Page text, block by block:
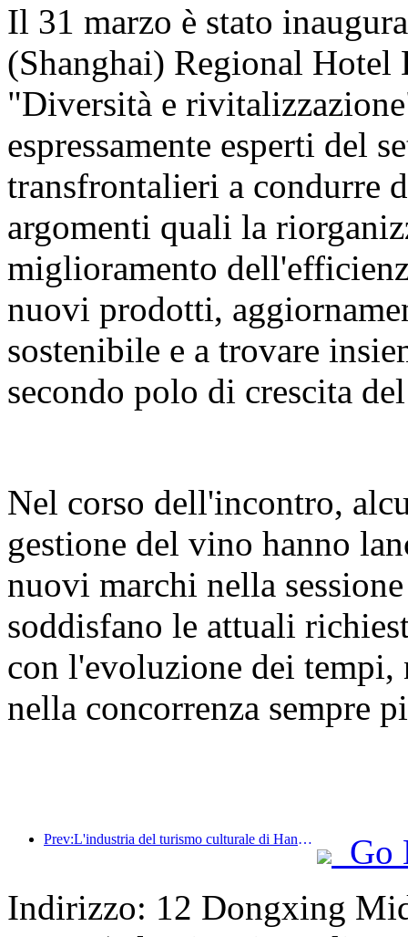
Il 31 marzo è stato
(Shanghai) Regional Hotel
"Diversità e
espressamente esperti del
transfrontalieri a condurre
argomenti quali la
miglioramento
nuovi prodotti,
sostenibile e a trovare
secondo polo di crescita
Nel corso dell'incontro,
gestione del vino hanno
nuovi marchi nella
soddisfano le attuali
con l'evoluzione dei tempi,
nella concorrenza sempre
Prev:L'industria del turismo culturale di Hangzhou prospererà nel 2024: il valore aggiunto culturale supera i 340 miliardi e i turisti in entrata raddoppieranno
Go
Indirizzo: 12 Dongxing